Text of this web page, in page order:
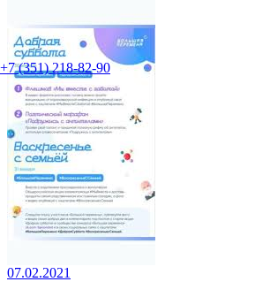
+7 (351) 218-82-90
07.02.2021